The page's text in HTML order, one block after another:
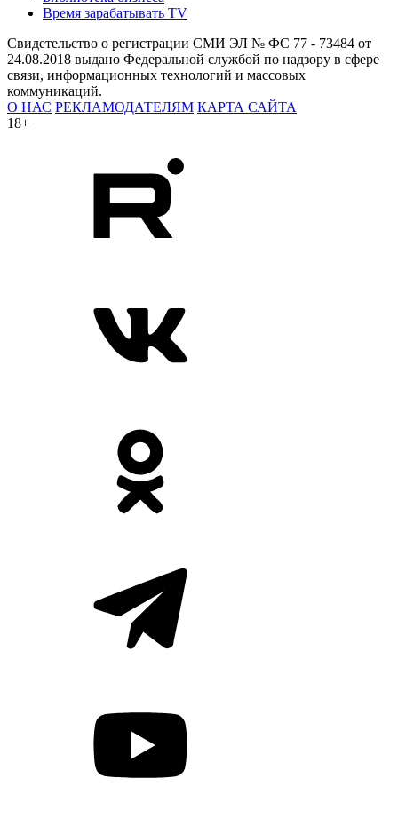
Время зарабатывать TV
Свидетельство о регистрации СМИ ЭЛ № ФС 77 - 73484 от
24.08.2018 выдано Федеральной службой по надзору в сфере
связи, информационных технологий и массовых
коммуникаций.
О НАС РЕКЛАМОДАТЕЛЯМ КАРТА САЙТА
18+